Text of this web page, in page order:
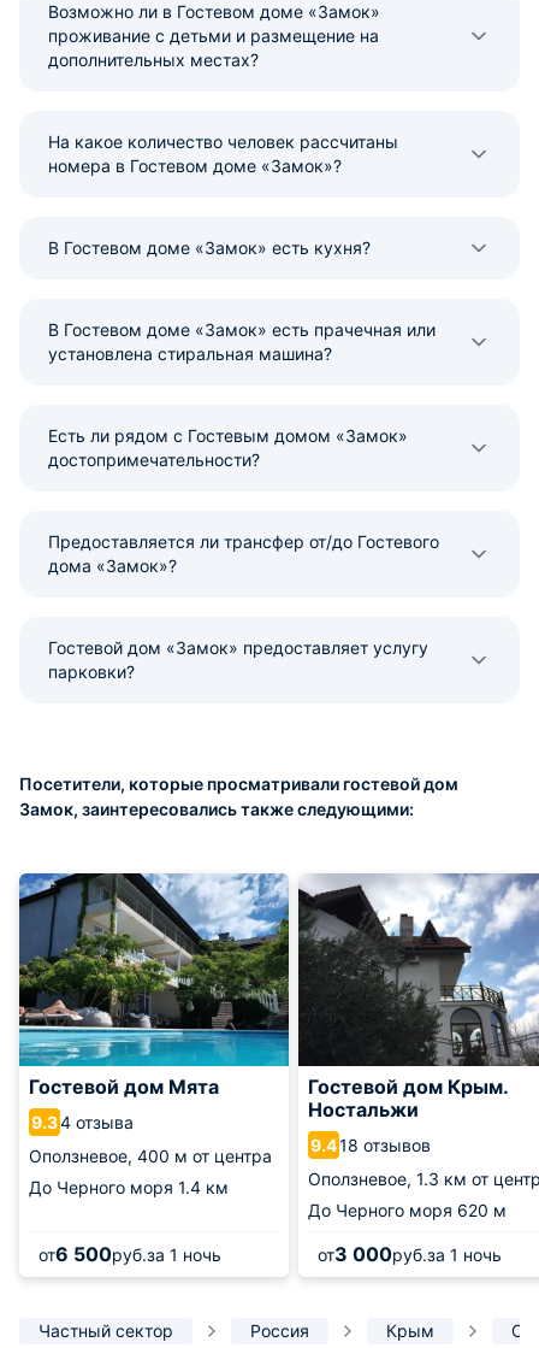
Возможно ли в Гостевом доме «Замок»
проживание с детьми и размещение на
дополнительных местах?
На какое количество человек рассчитаны
номера в Гостевом доме «Замок»?
В Гостевом доме «Замок» есть кухня?
В Гостевом доме «Замок» есть прачечная или
установлена стиральная машина?
Есть ли рядом с Гостевым домом «Замок»
достопримечательности?
Предоставляется ли трансфер от/до Гостевого
дома «Замок»?
Гостевой дом «Замок» предоставляет услугу
парковки?
Посетители, которые просматривали гостевой дом
Замок, заинтересовались также следующими:
Гостевой дом Мята
9.34 отзыва
Оползневое, 400 м от центра
До Черного моря 1.4 км
от6 500руб.за 1 ночь
Гостевой дом Крым.
Ностальжи
9.418 отзывов
Оползневое, 1.3 км от
До Черного моря 620 м
от3 000руб.за 1 ночь
Частный сектор Россия Крым